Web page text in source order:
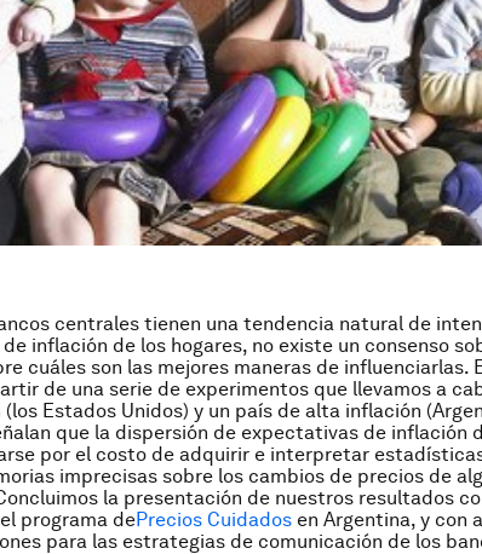
centrales tienen una tendencia natural de
inflación de los hogares, no existe un consenso
cuáles son las mejores maneras de influenciarlas.
de una serie de experimentos que llevamos a
Estados Unidos) y un país de alta inflación
que la dispersión de expectativas de inflación
por el costo de adquirir e interpretar
imprecisas sobre los cambios de precios de
la presentación de nuestros resultados
programa dePrecios Cuidados en Argentina, y con
para las estrategias de comunicación de los